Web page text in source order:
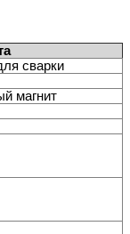
сварки
магнит